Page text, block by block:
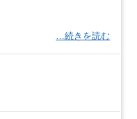
…続きを読む